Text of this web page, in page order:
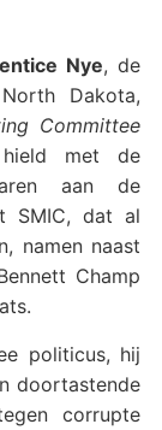
Nye, de
Dakota,
Committee
met de
aan de
SMIC, dat al
namen naast
Champ
politicus, hij
doortastende
corrupte